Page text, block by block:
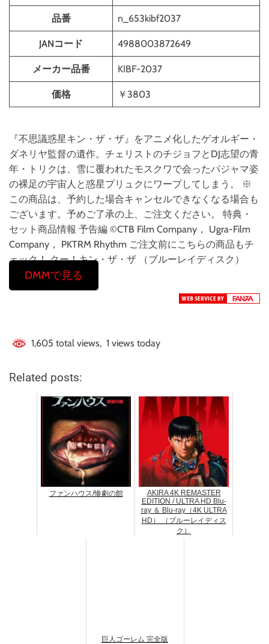
品番 n_653kibf2037
JANコード 4988003872649
メーカー品番 KIBF-2037
価格 ￥3803
『不思議惑星キン・ザ・ザ』をアニメ化したゲオルギー・
ダネリヤ監督の遺作。チェリストのチジョフとDJ志望の青
年・トリクは、雪に覆われたモスクワで会ったパジャマ姿
の裸足の宇宙人と惑星プリュクにワープしてしまう。 ※
この商品は、予約した場合キャンセルできなくなる場合も
ございます。予めご了承の上、ご注文ください。 特典・
セット商品情報 予告編 ©CTB Film Company， Ugra-Film
Company， PKTRM Rhythm ご注文前にこちらの商品もチ
ェック！ クー！キン・ザ・ザ （ブルーレイディスク）
DMMで見る
1,605 total views, 1 views today
Related posts:
ファンハウス/惨劇の館
AKIRA 4K REMASTER
EDITION / ULTRA HD Blu-
ray ＆ Blu-ray（4K ULTRA
HD） （ブルーレイディス
ク）
巨人ゴーレム 完全版